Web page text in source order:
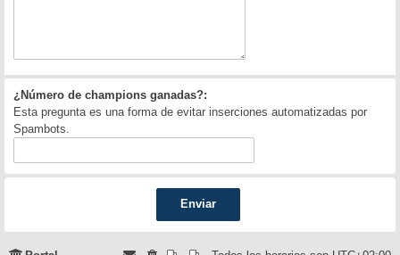
¿Número de champions ganadas?:
Esta pregunta es una forma de evitar inserciones automatizadas por
Spambots.